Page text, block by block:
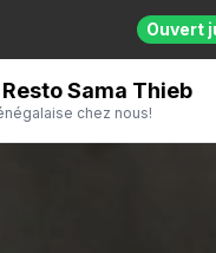
Ouvert
Sama Thieb
chez nous!